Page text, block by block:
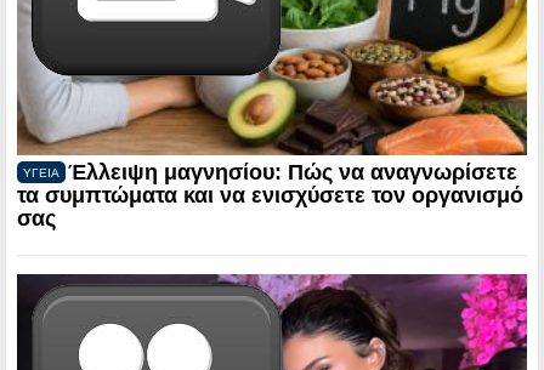
ΥΓΕΙΑ
Έλλειψη μαγνησίου: Πώς να αναγνωρίσετε
τα συμπτώματα και να ενισχύσετε τον οργανισμό
σας